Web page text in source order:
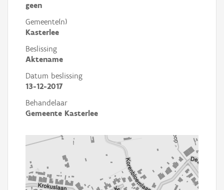
geen
Gemeente(n)
Kasterlee
Beslissing
Aktename
Datum beslissing
13-12-2017
Behandelaar
Gemeente Kasterlee